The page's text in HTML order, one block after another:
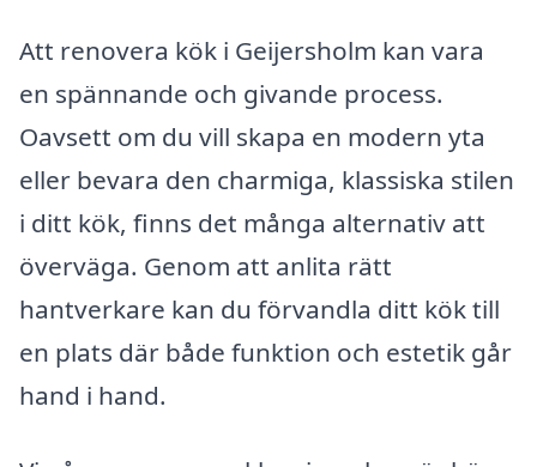
Att renovera kök i Geijersholm kan vara
en spännande och givande process.
Oavsett om du vill skapa en modern yta
eller bevara den charmiga, klassiska stilen
i ditt kök, finns det många alternativ att
överväga. Genom att anlita rätt
hantverkare kan du förvandla ditt kök till
en plats där både funktion och estetik går
hand i hand.